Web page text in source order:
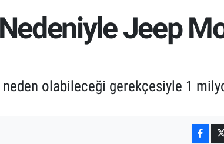
Jeep
neden olabileceği gerekçesiyle 1